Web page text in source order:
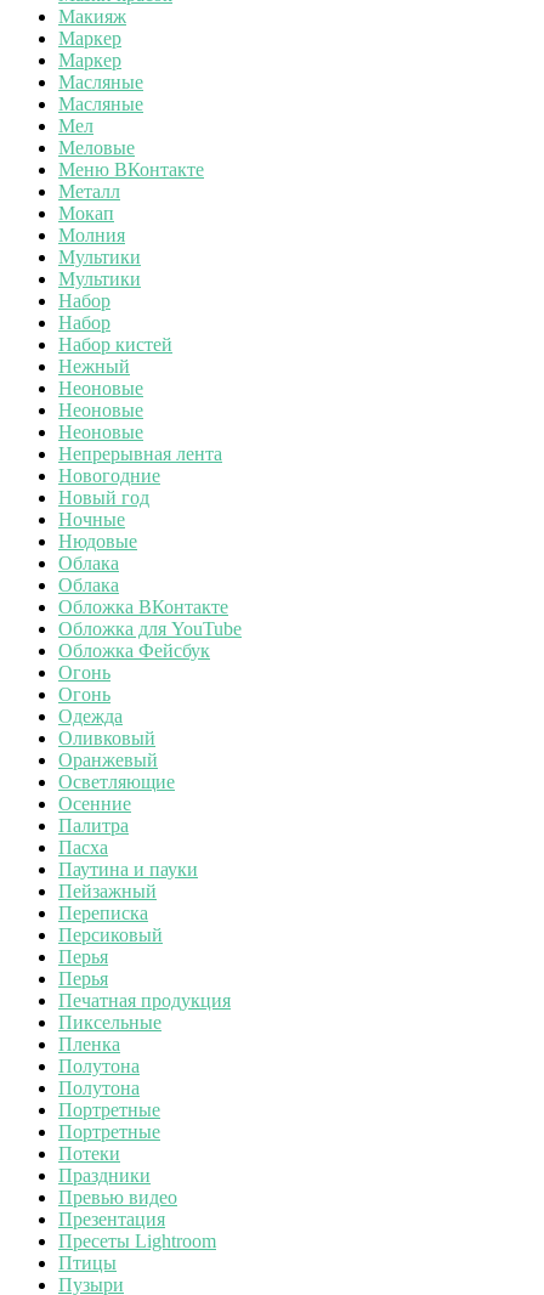
Макияж
Маркер
Маркер
Масляные
Масляные
Мел
Меловые
Меню ВКонтакте
Металл
Мокап
Молния
Мультики
Мультики
Набор
Набор
Набор кистей
Нежный
Неоновые
Неоновые
Неоновые
Непрерывная лента
Новогодние
Новый год
Ночные
Нюдовые
Облака
Облака
Обложка ВКонтакте
Обложка для YouTube
Обложка Фейсбук
Огонь
Огонь
Одежда
Оливковый
Оранжевый
Осветляющие
Осенние
Палитра
Пасха
Паутина и пауки
Пейзажный
Переписка
Персиковый
Перья
Перья
Печатная продукция
Пиксельные
Пленка
Полутона
Полутона
Портретные
Портретные
Потеки
Праздники
Превью видео
Презентация
Пресеты Lightroom
Птицы
Пузыри